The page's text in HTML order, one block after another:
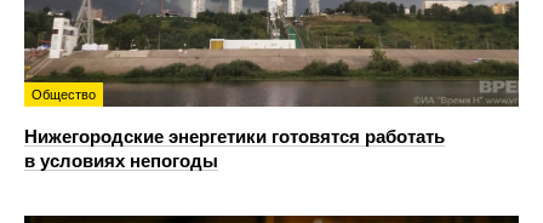
Общество
Нижегородские энергетики готовятся работать
в условиях непогоды